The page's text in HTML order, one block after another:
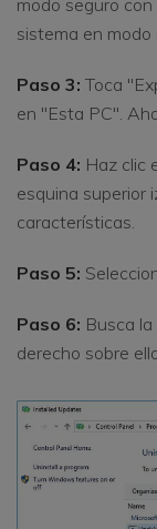
sistema en modo
Paso 3: Toca
en "Esta PC".
Paso 4: Haz clic
esquina superior
características.
Paso 5:
Paso 6: Busca
derecho sobre